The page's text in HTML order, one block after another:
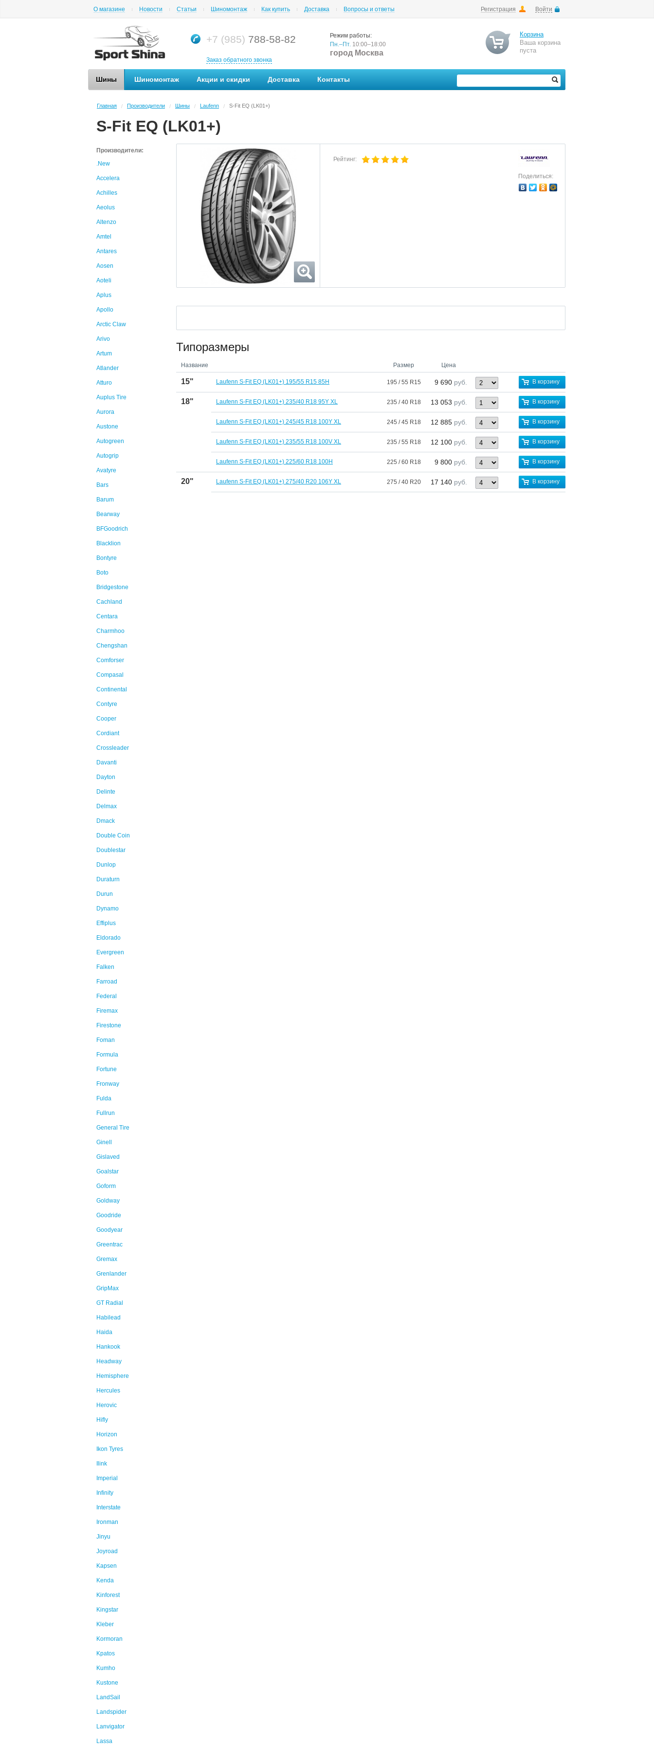
Регистрация Войти
О магазине Новости Статьи Шиномонтаж Как купить Доставка Вопросы и ответы
+7 (985) 788-58-82
Заказ обратного звонка
Режим работы:
Пн.–Пт. 10:00–18:00
город Москва
Корзина
Ваша корзина
пуста
Шины Шиномонтаж Акции и скидки Доставка Контакты
Главная / Производители / Шины / Laufenn / S-Fit EQ (LK01+)
S-Fit EQ (LK01+)
Производители:
.New
Accelera
Achilles
Aeolus
Altenzo
Amtel
Antares
Aosen
Aoteli
Aplus
Apollo
Arctic Claw
Arivo
Artum
Atlander
Atturo
Auplus Tire
Aurora
Austone
Autogreen
Autogrip
Avatyre
Bars
Barum
Bearway
BFGoodrich
Blacklion
Bontyre
Boto
Bridgestone
Cachland
Centara
Charmhoo
Chengshan
Comforser
Compasal
Continental
Contyre
Cooper
Cordiant
Crossleader
Davanti
Dayton
Delinte
Delmax
Dmack
Double Coin
Doublestar
Dunlop
Duraturn
Durun
Dynamo
Effiplus
Eldorado
Evergreen
Falken
Farroad
Federal
Firemax
Firestone
Foman
Formula
Fortune
Fronway
Fulda
Fullrun
General Tire
Ginell
Gislaved
Goalstar
Goform
Goldway
Goodride
Goodyear
Greentrac
Gremax
Grenlander
GripMax
GT Radial
Habilead
Haida
Hankook
Headway
Hemisphere
Hercules
Herovic
Hifly
Horizon
Ikon Tyres
Ilink
Imperial
Infinity
Interstate
Ironman
Jinyu
Joyroad
Kapsen
Kenda
Kinforest
Kingstar
Kleber
Kormoran
Kpatos
Kumho
Kustone
LandSail
Landspider
Lanvigator
Lassa
Рейтинг:
Поделиться:
Типоразмеры
Название Размер Цена
15" Laufenn S-Fit EQ (LK01+) 195/55 R15 85H 195 / 55 R15 9 690 руб. В корзину
18" Laufenn S-Fit EQ (LK01+) 235/40 R18 95Y XL 235 / 40 R18 13 053 руб. В корзину
Laufenn S-Fit EQ (LK01+) 245/45 R18 100Y XL 245 / 45 R18 12 885 руб. В корзину
Laufenn S-Fit EQ (LK01+) 235/55 R18 100V XL 235 / 55 R18 12 100 руб. В корзину
Laufenn S-Fit EQ (LK01+) 225/60 R18 100H 225 / 60 R18 9 800 руб. В корзину
20" Laufenn S-Fit EQ (LK01+) 275/40 R20 106Y XL 275 / 40 R20 17 140 руб. В корзину